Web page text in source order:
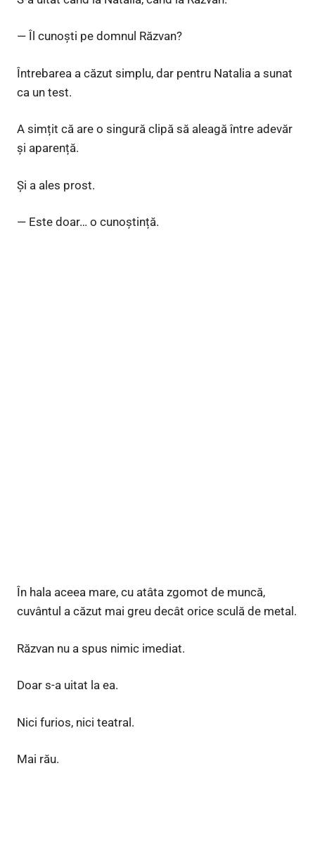
— Îl cunoști pe domnul Răzvan?
Întrebarea a căzut simplu, dar pentru Natalia a sunat
ca un test.
A simțit că are o singură clipă să aleagă între adevăr
și aparență.
Și a ales prost.
— Este doar… o cunoștință.
În hala aceea mare, cu atâta zgomot de muncă,
cuvântul a căzut mai greu decât orice sculă de metal.
Răzvan nu a spus nimic imediat.
Doar s-a uitat la ea.
Nici furios, nici teatral.
Mai rău.